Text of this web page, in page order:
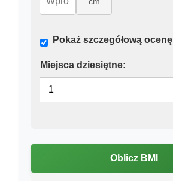
Pokaż szczegółową ocenę
Miejsca dziesiętne:
Oblicz BMI